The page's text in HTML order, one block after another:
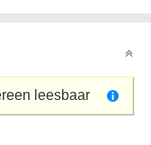
leesbaar